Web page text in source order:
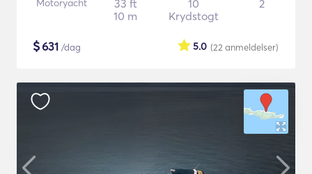
Motoryacht
33 ft
10 m
10
Krydstogt
2
$631 /dag (22 anmeldelser)
5.0